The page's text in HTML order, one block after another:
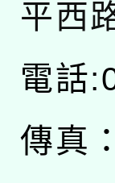
平西
電話
傳真